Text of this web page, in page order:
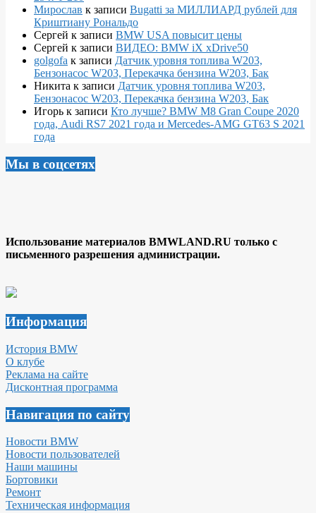
Мирослав к записи Bugatti за МИЛЛИАРД рублей для
Криштиану Рональдо
Сергей к записи BMW USA повысит цены
Сергей к записи ВИДЕО: BMW iX xDrive50
golgofa к записи Датчик уровня топлива W203,
Бензонасос W203, Перекачка бензина W203, Бак
Никита к записи Датчик уровня топлива W203,
Бензонасос W203, Перекачка бензина W203, Бак
Игорь к записи Кто лучше? BMW M8 Gran Coupe 2020
года, Audi RS7 2021 года и Mercedes-AMG GT63 S 2021
года
Мы в соцсетях
Использование материалов BMWLAND.RU только с
письменного разрешения администрации.
Информация
История BMW
О клубе
Реклама на сайте
Дисконтная программа
Навигация по сайту
Новости BMW
Новости пользователей
Наши машины
Бортовики
Ремонт
Техническая информация